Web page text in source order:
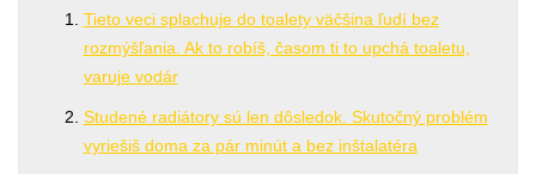
Tieto veci splachuje do toalety väčšina ľudí bez
rozmýšľania. Ak to robíš, časom ti to upchá toaletu,
varuje vodár
Studené radiátory sú len dôsledok. Skutočný problém
vyriešiš doma za pár minút a bez inštalatéra